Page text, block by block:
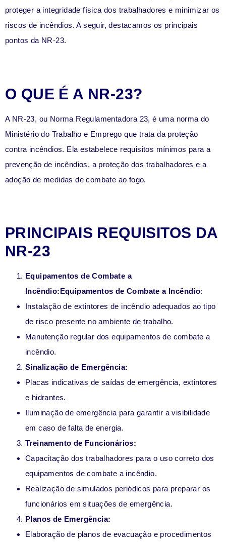
proteger a integridade física dos trabalhadores e minimizar os
riscos de incêndios. A seguir, destacamos os principais
pontos da NR-23.
O QUE É A NR-23?
A NR-23, ou Norma Regulamentadora 23, é uma norma do
Ministério do Trabalho e Emprego que trata da proteção
contra incêndios. Ela estabelece requisitos mínimos para a
prevenção de incêndios, a proteção dos trabalhadores e a
adoção de medidas de combate ao fogo.
PRINCIPAIS REQUISITOS DA
NR-23
Equipamentos de Combate a
Incêndio:Equipamentos de Combate a Incêndio:
Instalação de extintores de incêndio adequados ao tipo
de risco presente no ambiente de trabalho.
Manutenção regular dos equipamentos de combate a
incêndio.
Sinalização de Emergência:
Placas indicativas de saídas de emergência, extintores
e hidrantes.
Iluminação de emergência para garantir a visibilidade
em caso de falta de energia.
Treinamento de Funcionários:
Capacitação dos trabalhadores para o uso correto dos
equipamentos de combate a incêndio.
Realização de simulados periódicos para preparar os
funcionários em situações de emergência.
Planos de Emergência:
Elaboração de planos de evacuação e procedimentos